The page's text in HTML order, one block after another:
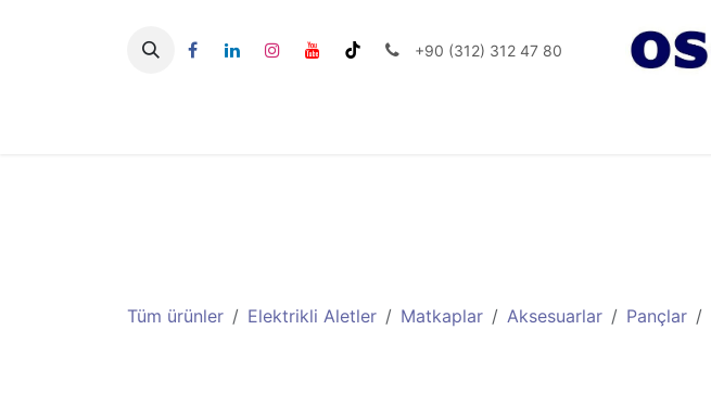
+90 (312) 312 47 80
Tüm ürünler Elektrikli Aletler Matkaplar Aksesuarlar Pançlar